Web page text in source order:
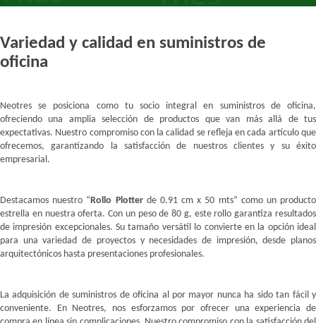
Variedad y calidad en suministros de
oficina
Neotres se posiciona como tu socio integral en suministros de oficina,
ofreciendo una amplia selección de productos que van más allá de tus
expectativas. Nuestro compromiso con la calidad se refleja en cada artículo que
ofrecemos, garantizando la satisfacción de nuestros clientes y su éxito
empresarial.
Destacamos nuestro “Rollo Plotterde 0.91 cm x 50 mts” como un producto
estrella en nuestra oferta. Con un peso de 80 g, este rollo garantiza resultados
de impresión excepcionales. Su tamaño versátil lo convierte en la opción ideal
para una variedad de proyectos y necesidades de impresión, desde planos
arquitectónicos hasta presentaciones profesionales.
La adquisición de suministros de oficina al por mayor nunca ha sido tan fácil y
conveniente. En Neotres, nos esforzamos por ofrecer una experiencia de